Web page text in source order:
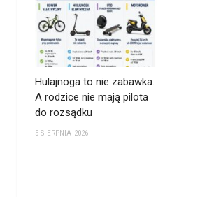
Hulajnoga to nie zabawka.
A rodzice nie mają pilota
do rozsądku
5 SIERPNIA 2026